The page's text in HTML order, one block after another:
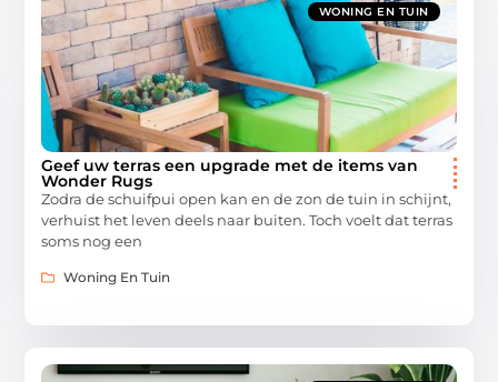
WONING EN TUIN
Geef uw terras een upgrade met de items van
Wonder Rugs
Zodra de schuifpui open kan en de zon de tuin in schijnt,
verhuist het leven deels naar buiten. Toch voelt dat terras
soms nog een
Woning En Tuin